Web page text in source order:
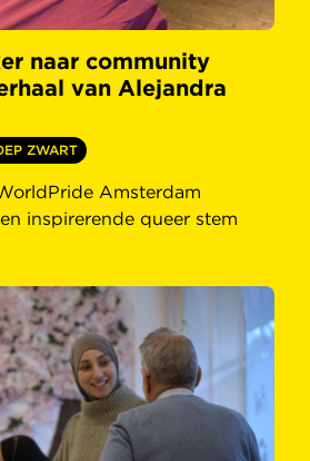
naar community
van Alejandra
ZWART
Amsterdam
inspirerende queer stem